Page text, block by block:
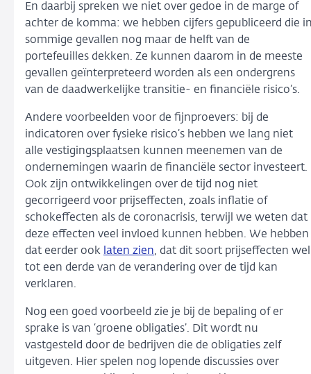
En daarbij spreken we niet over gedoe in de marge of
achter de komma: we hebben cijfers gepubliceerd die
sommige gevallen nog maar de helft van de
portefeuilles dekken. Ze kunnen daarom in de meeste
gevallen geïnterpreteerd worden als een ondergrens
van de daadwerkelijke transitie- en financiële risico’s.
Andere voorbeelden voor de fijnproevers: bij de
indicatoren over fysieke risico’s hebben we lang niet
alle vestigingsplaatsen kunnen meenemen van de
ondernemingen waarin de financiële sector investeert.
Ook zijn ontwikkelingen over de tijd nog niet
gecorrigeerd voor prijseffecten, zoals inflatie of
schokeffecten als de coronacrisis, terwijl we weten dat
deze effecten veel invloed kunnen hebben. We hebben
dat eerder ook laten zien, dat dit soort prijseffecten wel
tot een derde van de verandering over de tijd kan
verklaren.
Nog een goed voorbeeld zie je bij de bepaling of er
sprake is van ‘groene obligaties’. Dit wordt nu
vastgesteld door de bedrijven die de obligaties zelf
uitgeven. Hier spelen nog lopende discussies over